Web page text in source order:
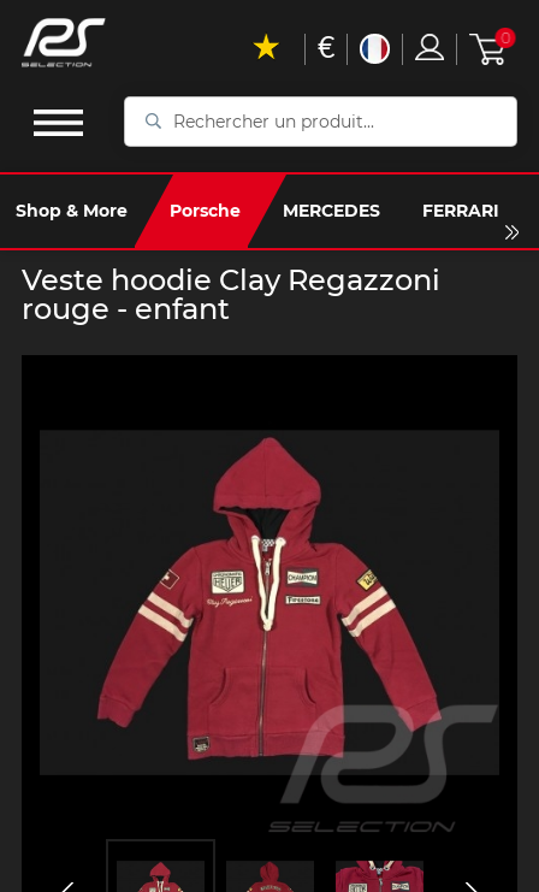
Rechercher
produit...
Shop & More Porsche MERCEDES FERRARI
€ 0
Veste hoodie Clay Regazzoni
rouge - enfant